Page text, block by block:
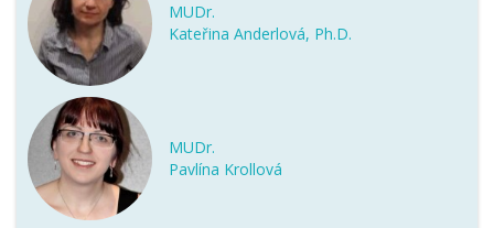
MUDr.
Kateřina Anderlová, Ph.D.
MUDr.
Pavlína Krollová